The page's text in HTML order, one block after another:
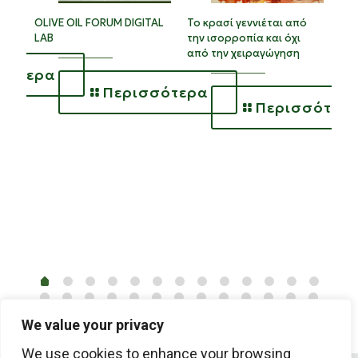
We value your privacy
We use cookies to enhance your browsing
OLIVE OIL FORUM DIGITAL
LAB
Περισσότερα
Το κρασί γεννιέται από
την ισορροπία και όχι
από την χειραγώγηση